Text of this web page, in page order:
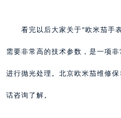
看完以后大家关于"欧米茄手表
需要非常高的技术参数，是一项
进行抛光处理。北京欧米茄维修
话咨询了解。